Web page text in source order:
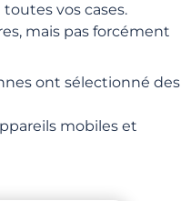
vos cases.
mais pas forcément
ont sélectionné des
mobiles et